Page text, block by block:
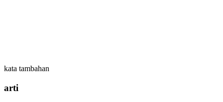
kata tambahan
arti